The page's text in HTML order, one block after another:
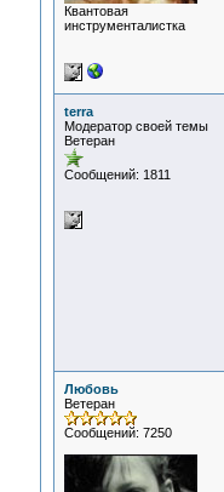
Квантовая
инструменталистка
terra
Модератор своей темы
Ветеран
Сообщений: 1811
Любовь
Ветеран
Сообщений: 7250